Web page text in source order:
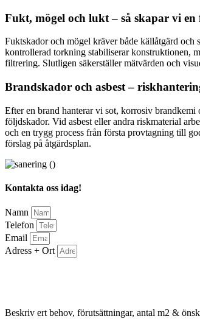
Fukt, mögel och lukt – så skapar vi
Fuktskador och mögel kräver både källåtgärd och
kontrollerad torkning stabiliserar konstruktionen,
filtrering. Slutligen säkerställer mätvärden och
Brandskador och asbest –
Efter en brand hanterar vi sot, korrosiv
följdskador. Vid asbest eller andra riskmaterial
och en trygg process från första provtagning till
förslag på åtgärdsplan.
Kontakta oss idag!
Namn
Telefon
Email
Adress + Ort
Beskriv ert behov, förutsättningar, antal m2 &